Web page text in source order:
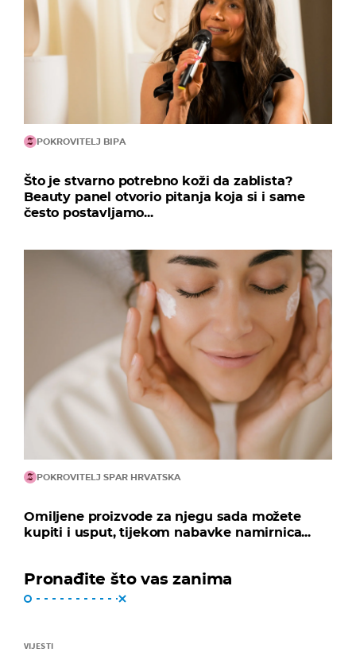
POKROVITELJ BIPA
Što je stvarno potrebno koži da zablista?
Beauty panel otvorio pitanja koja si i same
često postavljamo...
POKROVITELJ SPAR HRVATSKA
Omiljene proizvode za njegu sada možete
kupiti i usput, tijekom nabavke namirnica...
Pronađite što vas zanima
VIJESTI